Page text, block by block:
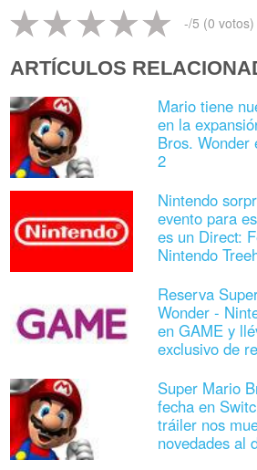
-/5 (0 votos)
ARTÍCULOS
Mario tiene
en la
Bros. Wonder
2
Nintendo
evento para
es un Direct:
Nintendo
Reserva
Wonder -
en GAME y
exclusivo de
Super Mario
fecha en
tráiler nos
novedades al